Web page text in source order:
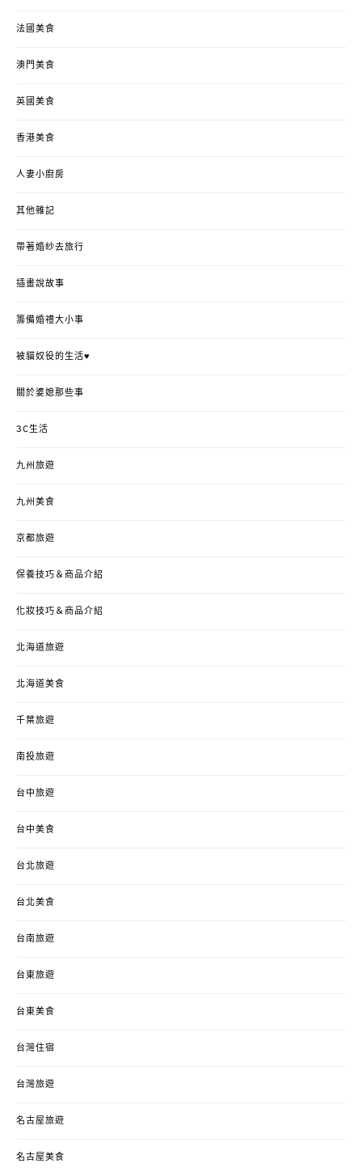
法國美食
澳門美食
英國美食
香港美食
人妻小廚房
其他雜記
帶著婚紗去旅行
插畫說故事
籌備婚禮大小事
被貓奴役的生活♥
關於婆媳那些事
3C生活
九州旅遊
九州美食
京都旅遊
保養技巧＆商品介紹
化妝技巧＆商品介紹
北海道旅遊
北海道美食
千葉旅遊
南投旅遊
台中旅遊
台中美食
台北旅遊
台北美食
台南旅遊
台東旅遊
台東美食
台灣住宿
台灣旅遊
名古屋旅遊
名古屋美食